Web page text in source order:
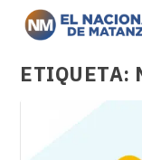
ETIQUETA: